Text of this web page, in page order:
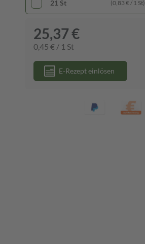
21 St (0,83 € / 1 St)
25,37 €
0,45 € / 1 St
E-Rezept einlösen